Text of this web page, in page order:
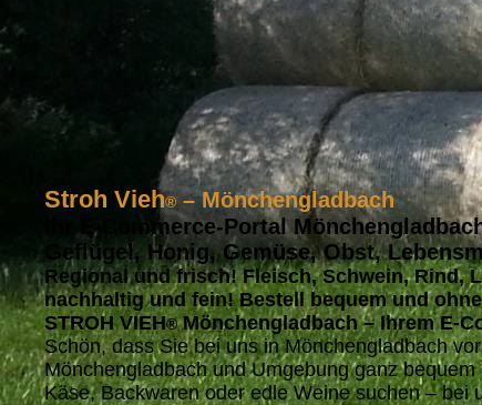
Stroh Vieh®– Mönchengladbach
Ihr E-Commerce-Portal
Geflügel, Honig, Gemüse, Obst,
Regional und frisch! Fleisch, Schwein, Rind,
nachhaltig und fein! Bestell bequem und
STROH VIEH®Mönchengladbach – Ihrem E-
Schön, dass Sie bei uns in Mönchengladbach
Mönchengladbach und Umgebung ganz
Käse, Backwaren oder edle Weine suchen – bei